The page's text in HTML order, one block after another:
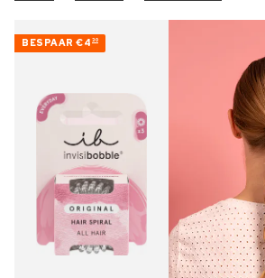
WINKELMAND
BESPAAR €4 30